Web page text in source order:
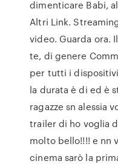
dimenticare Babi,
Altri Link.
video. Guarda ora.
te, di genere
per tutti i
la durata è di ed è
ragazze sn alessia
trailer di ho voglia
molto bello!!!! e nn
cinema sarò la